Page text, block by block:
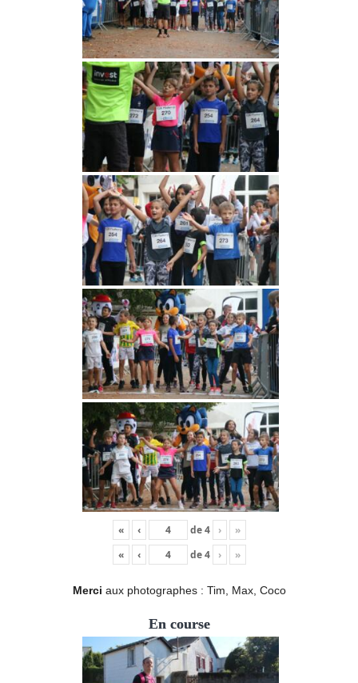
« ‹ de4 ›
»
«
‹ de4 › »
Merci aux photographes : Tim, Max, Coco
En course